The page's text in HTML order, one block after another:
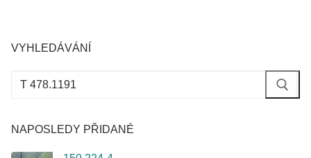
VYHLEDÁVÁNÍ
Hledat:
NAPOSLEDY PŘIDANÉ